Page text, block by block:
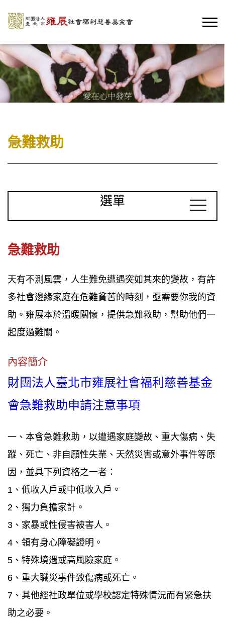
急難救助
選單
急難救助
天有不測風雲，人生難免遭遇突如其來的變故，有許
多社會邊緣家庭在危難貧苦的時刻，亟需要你我的資
助。雍展本於溫暖關懷，提供急難救助，幫助他們一
起度過難關。
內容簡介
財團法人臺北市雍展社會福利慈善基金
會急難救助申請注意事項
一、本會急難救助，以遭遇家庭變故、重大傷病、失
蹤、死亡、非自願性失業、天然災害或意外事件等原
因，並具下列資格之一者：
1、低收入戶或中低收入戶。
2、獨力負擔家計。
3、家暴或性侵害被害人。
4、領有身心障礙證明。
5、特殊境遇或高風險家庭。
6、重大職災事件致傷病或死亡。
7、其他經社政單位或學校認定特殊情況而有緊急扶
助之必要。